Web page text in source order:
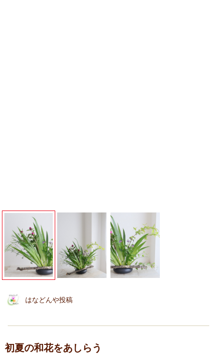
はなどんや投稿
初夏の和花をあしらう